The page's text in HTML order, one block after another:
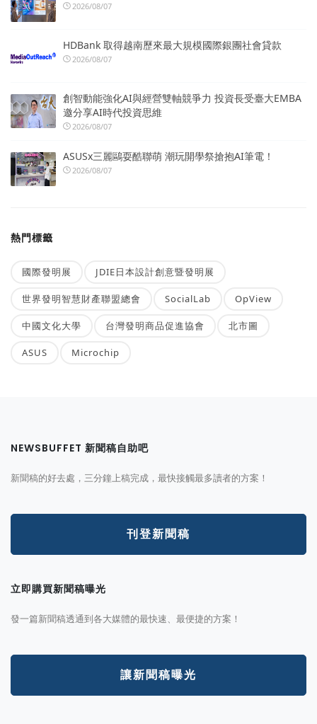
2026/08/07
HDBank 取得越南歷來最大規模國際銀團社會貸款
2026/08/07
創智動能強化AI與經營雙軸競爭力 投資長受臺大EMBA
邀分享AI時代投資思維
2026/08/07
ASUSx三麗鷗耍酷聯萌 潮玩開學祭搶抱AI筆電！
2026/08/07
熱門標籤
國際發明展 JDIE日本設計創意暨發明展
世界發明智慧財產聯盟總會 SocialLab OpView
中國文化大學 台灣發明商品促進協會 北市圖
ASUS Microchip
NEWSBUFFET 新聞稿自助吧
新聞稿的好去處，三分鐘上稿完成，最快接觸最多讀者的方案！
刊登新聞稿
立即購買新聞稿曝光
發一篇新聞稿透通到各大媒體的最快速、最便捷的方案！
讓新聞稿曝光